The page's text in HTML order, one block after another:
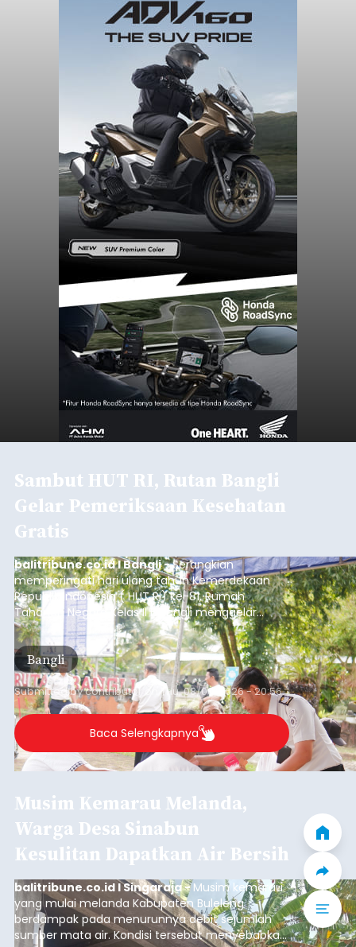
Sambut HUT RI, Rutan Bangli
Gelar Pemeriksaan Kesehatan
Gratis
balitribune.co.id I Bangli -Serangkian
memperingati hari ulang tahun Kemerdekaan
Republik Indonesia ( HUT RI) ke-81, Rumah
Tahanan Negara Kelas II B Bangli menggelar
kegiatan pemeriksaan kesehatan gratis, Rabu
(6/8/2026).
Bangli
Submitted bycontributor Thu, 08/06/2026 - 20:56
Baca Selengkapnya
Musim Kemarau Melanda,
Warga Desa Sinabun
Kesulitan Dapatkan Air Bersih
balitribune.co.id I Singaraja -Musim kemarau
yang mulai melanda Kabupaten Buleleng
berdampak pada menurunnya debit sejumlah
sumber mata air. Kondisi tersebut menyebabkan